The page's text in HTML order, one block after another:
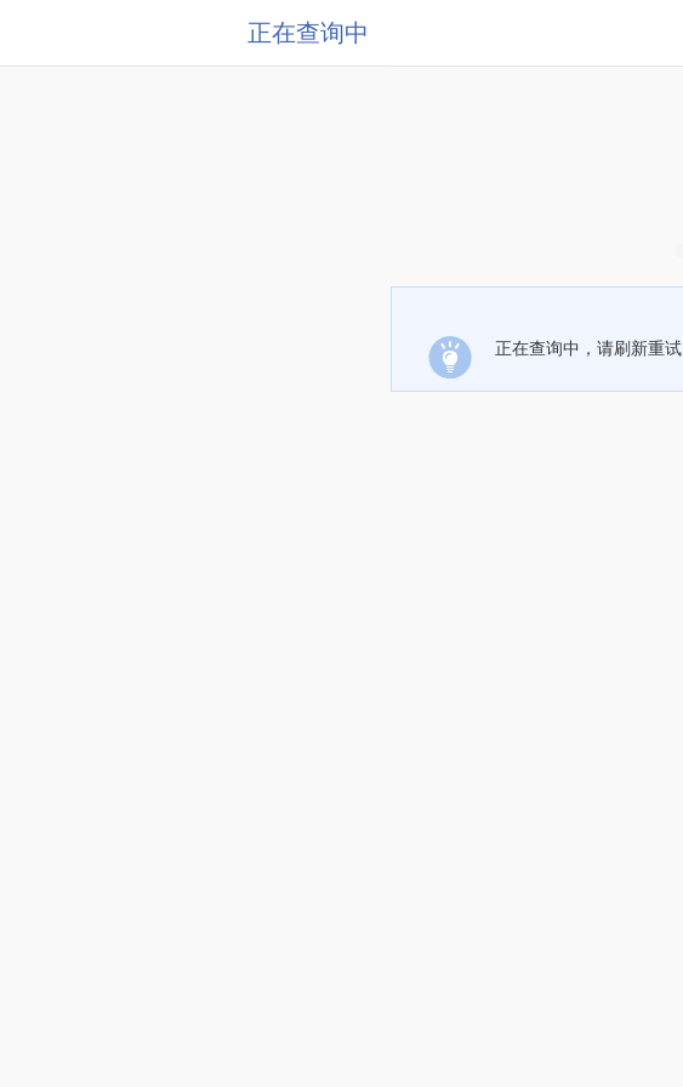
正在查询中
正在查询中，请刷新重试